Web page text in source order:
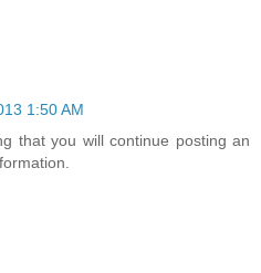
1:50 AM
that you will continue posting an